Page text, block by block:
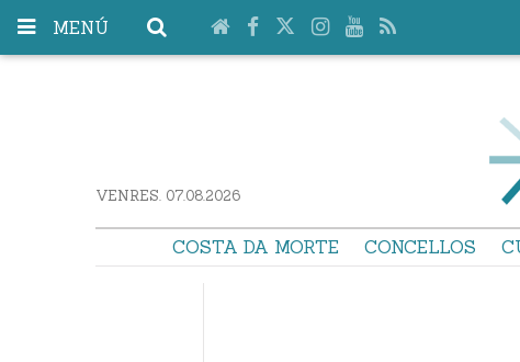
MENÚ
VENRES. 07.08.2026
COSTA DA MORTE CONCELLOS